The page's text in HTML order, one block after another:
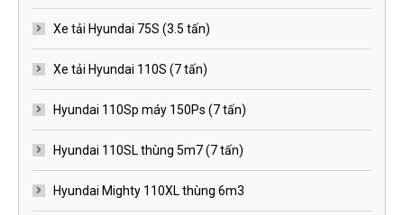
Xe tải Hyundai 75S (3.5 tấn)
Xe tải Hyundai 110S (7 tấn)
Hyundai 110Sp máy 150Ps (7 tấn)
Hyundai 110SL thùng 5m7 (7 tấn)
Hyundai Mighty 110XL thùng 6m3